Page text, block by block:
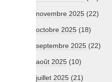
novembre 2025 (22)
octobre 2025 (18)
septembre 2025 (22)
août 2025 (10)
juillet 2025 (21)